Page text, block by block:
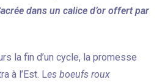
dans un calice d’or offert par
la fin d’un cycle, la promesse
à l’Est. Les boeufs roux